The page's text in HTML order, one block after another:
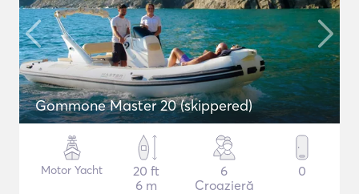
Gommone Master 20 (skippered)
Motor Yacht
20 ft
6 m
6
Croazieră
0